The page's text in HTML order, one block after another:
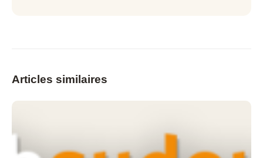
Articles similaires